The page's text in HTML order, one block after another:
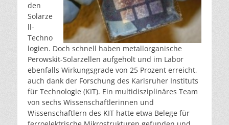
den
Solarze
ll-
Techno
logien. Doch schnell haben metallorganische
Perowskit-Solarzellen aufgeholt und im Labor
ebenfalls Wirkungsgrade von 25 Prozent erreicht,
auch dank der Forschung des Karlsruher Instituts
für Technologie (KIT). Ein multidisziplinäres Team
von sechs Wissenschaftlerinnen und
Wissenschaftlern des KIT hatte etwa Belege für